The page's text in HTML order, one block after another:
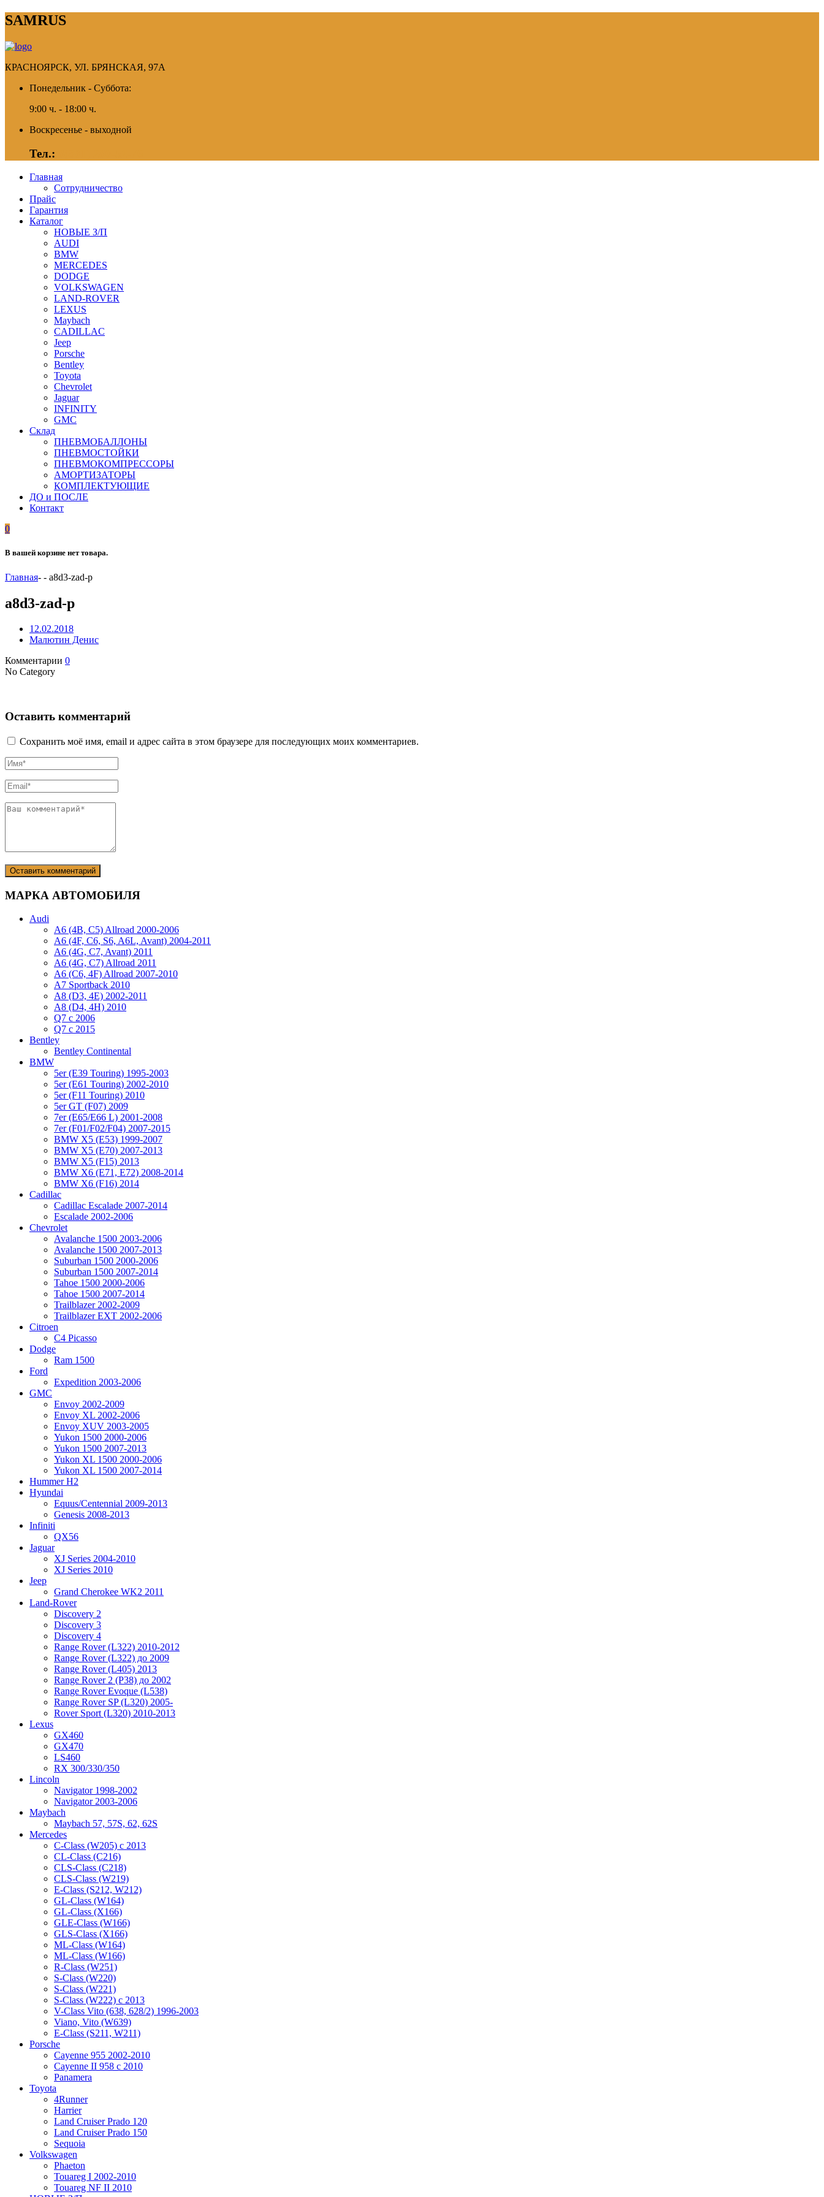
SAMRUS
КРАСНОЯРСК, УЛ. БРЯНСКАЯ, 97А
Понедельник - Суббота:
9:00 ч. - 18:00 ч.
Воскресенье - выходной
Тел.:
Главная
Сотрудничество
Прайс
Гарантия
Каталог
НОВЫЕ З/П
AUDI
BMW
MERCEDES
DODGE
VOLKSWAGEN
LAND-ROVER
LEXUS
Maybach
CADILLAC
Jeep
Porsche
Bentley
Toyota
Chevrolet
Jaguar
INFINITY
GMC
Склад
ПНЕВМОБАЛЛОНЫ
ПНЕВМОСТОЙКИ
ПНЕВМОКОМПРЕССОРЫ
АМОРТИЗАТОРЫ
КОМПЛЕКТУЮЩИЕ
ДО и ПОСЛЕ
Контакт
0
В вашей корзине нет товара.
Главная- - a8d3-zad-p
a8d3-zad-p
12.02.2018
Малютин Денис
Комментарии 0
No Category
Оставить комментарий
Сохранить моё имя, email и адрес сайта в этом браузере для последующих моих комментариев.
МАРКА АВТОМОБИЛЯ
Audi
A6 (4B, C5) Allroad 2000-2006
A6 (4F, C6, S6, A6L, Avant) 2004-2011
A6 (4G, C7, Avant) 2011
A6 (4G, C7) Allroad 2011
A6 (C6, 4F) Allroad 2007-2010
A7 Sportback 2010
A8 (D3, 4E) 2002-2011
A8 (D4, 4H) 2010
Q7 с 2006
Q7 с 2015
Bentley
Bentley Continental
BMW
5er (E39 Touring) 1995-2003
5er (E61 Touring) 2002-2010
5er (F11 Touring) 2010
5er GT (F07) 2009
7er (E65/E66 L) 2001-2008
7er (F01/F02/F04) 2007-2015
BMW X5 (E53) 1999-2007
BMW X5 (E70) 2007-2013
BMW X5 (F15) 2013
BMW X6 (E71, E72) 2008-2014
BMW X6 (F16) 2014
Cadillac
Cadillac Escalade 2007-2014
Escalade 2002-2006
Chevrolet
Avalanche 1500 2003-2006
Avalanche 1500 2007-2013
Suburban 1500 2000-2006
Suburban 1500 2007-2014
Tahoe 1500 2000-2006
Tahoe 1500 2007-2014
Trailblazer 2002-2009
Trailblazer EXT 2002-2006
Citroen
C4 Picasso
Dodge
Ram 1500
Ford
Expedition 2003-2006
GMC
Envoy 2002-2009
Envoy XL 2002-2006
Envoy XUV 2003-2005
Yukon 1500 2000-2006
Yukon 1500 2007-2013
Yukon XL 1500 2000-2006
Yukon XL 1500 2007-2014
Hummer H2
Hyundai
Equus/Centennial 2009-2013
Genesis 2008-2013
Infiniti
QX56
Jaguar
XJ Series 2004-2010
XJ Series 2010
Jeep
Grand Cherokee WK2 2011
Land-Rover
Discovery 2
Discovery 3
Discovery 4
Range Rover (L322) 2010-2012
Range Rover (L322) до 2009
Range Rover (L405) 2013
Range Rover 2 (P38) до 2002
Range Rover Evoque (L538)
Range Rover SP (L320) 2005-
Rover Sport (L320) 2010-2013
Lexus
GX460
GX470
LS460
RX 300/330/350
Lincoln
Navigator 1998-2002
Navigator 2003-2006
Maybach
Maybach 57, 57S, 62, 62S
Mercedes
C-Class (W205) с 2013
CL-Class (C216)
CLS-Class (C218)
CLS-Class (W219)
E-Class (S212, W212)
GL-Class (W164)
GL-Class (X166)
GLE-Class (W166)
GLS-Class (X166)
ML-Class (W164)
ML-Class (W166)
R-Class (W251)
S-Class (W220)
S-Class (W221)
S-Class (W222) с 2013
V-Class Vito (638, 628/2) 1996-2003
Viano, Vito (W639)
Е-Class (S211, W211)
Porsche
Cayenne 955 2002-2010
Cayenne II 958 с 2010
Panamera
Toyota
4Runner
Harrier
Land Cruiser Prado 120
Land Cruiser Prado 150
Sequoia
Volkswagen
Phaeton
Touareg I 2002-2010
Touareg NF II 2010